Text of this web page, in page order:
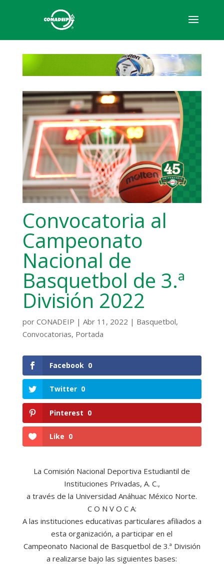
Convocatoria al
Campeonato
Nacional de
Basquetbol de 3.ª
División 2022
por CONADEIP | Abr 11, 2022 | Basquetbol,
Convocatorias, Portada
Facebook 0
Twitter 0
Pinterest 0
Like 0
La Comisión Nacional Deportiva Estudiantil de
Instituciones Privadas, A. C.,
a través de la Universidad Anáhuac México Norte.
C O N V O C A:
A las instituciones educativas particulares afiliados a
esta organización, a participar en el
Campeonato Nacional de Basquetbol de 3.ª División
a realizarse bajo las siguientes bases: